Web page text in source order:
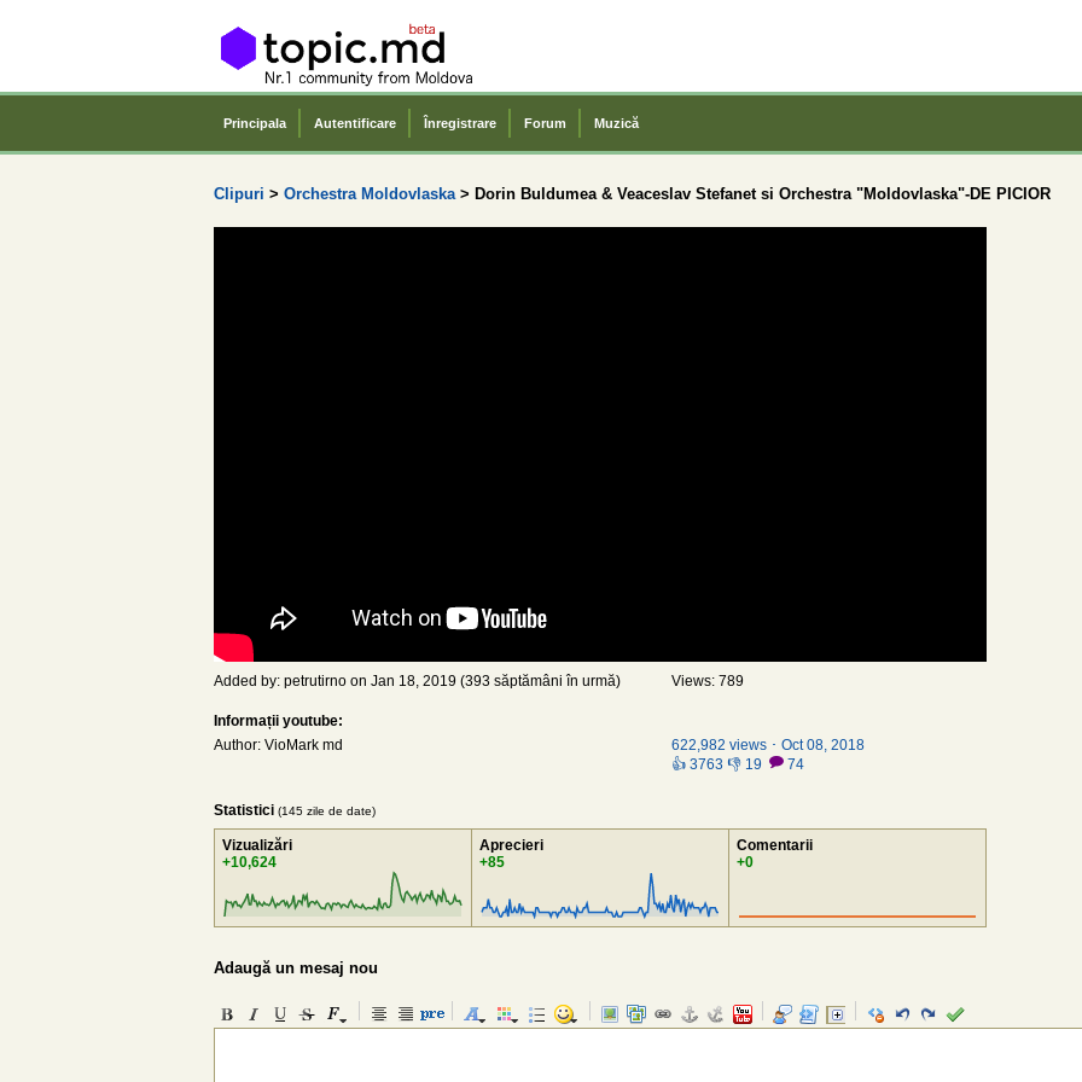
Principala Autentificare Înregistrare Forum Muzică
Clipuri > Orchestra Moldovlaska> Dorin Buldumea & Veaceslav Stefanet si Orchestra "Moldovlaska"-DE PICIOR
Added by: petrutirno on Jan 18, 2019 (393 săptămâni în urmă) Views: 789
Informații youtube:
Author: VioMark md
622,982 views ･ Oct 08, 2018
👍 3763 👎 19
74
Statistici (145 zile de date)
Vizualizări
+10,624
Aprecieri
+85
Comentarii
+0
Adaugă un mesaj nou